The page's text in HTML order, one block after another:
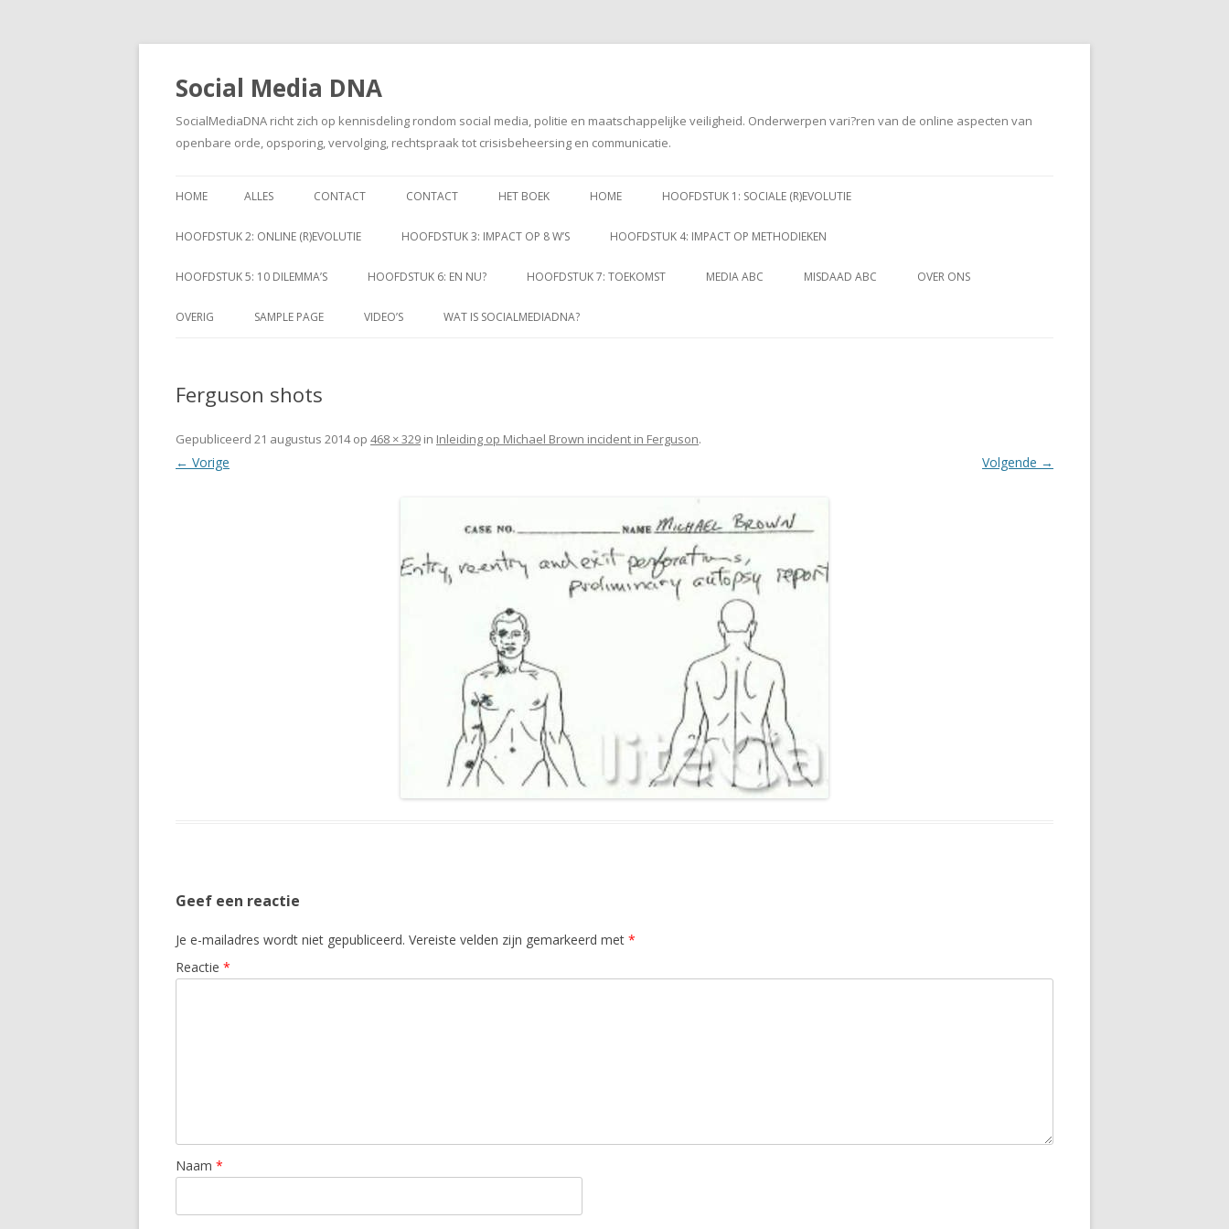
Social Media DNA
SocialMediaDNA richt zich op kennisdeling rondom social media, politie en maatschappelijke veiligheid. Onderwerpen vari?ren van de online aspecten van
openbare orde, opsporing, vervolging, rechtspraak tot crisisbeheersing en communicatie.
naar
HOME ALLES CONTACT CONTACT HET BOEK HOME HOOFDSTUK 1: SOCIALE (R)EVOLUTIE
HOOFDSTUK 2: ONLINE (R)EVOLUTIE HOOFDSTUK 3: IMPACT OP 8 W’S HOOFDSTUK 4: IMPACT OP METHODIEKEN
HOOFDSTUK 5: 10 DILEMMA’S HOOFDSTUK 6: EN NU? HOOFDSTUK 7: TOEKOMST MEDIA ABC MISDAAD ABC OVER ONS
OVERIG SAMPLE PAGE VIDEO’S WAT IS SOCIALMEDIADNA?
Ferguson shots
Gepubliceerd 21 augustus 2014op 468 × 329 in Inleiding op Michael Brown incident in Ferguson.
← Vorige Volgende →
Geef een reactie
Je e-mailadres wordt niet gepubliceerd. Vereiste velden zijn gemarkeerd met *
Reactie *
Naam *